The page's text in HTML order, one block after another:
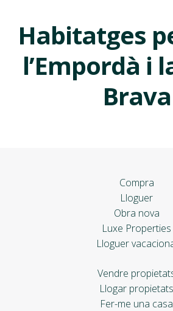
Habitatges
l’Empordà i
Brava
Compra
Lloguer
Obra nova
Luxe Properties
Lloguer
Vendre
Llogar propietats
Fer-me una casa